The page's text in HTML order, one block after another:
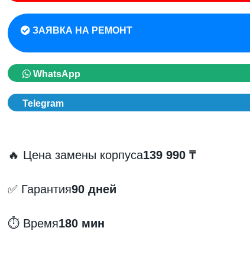
ЗАЯВКА НА РЕМОНТ
WhatsApp
Telegram
🔥 Цена замены корпуса139 990 ₸
✅ Гарантия90 дней
⏱️ Время180 мин